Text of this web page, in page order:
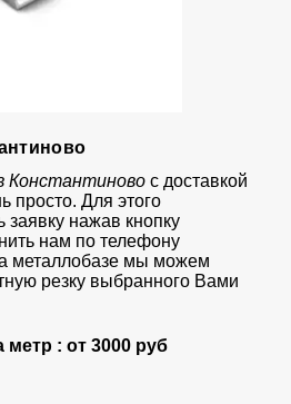
Константиновос доставкой
просто. Для этого
заявку нажав кнопку
нам по телефону
металлобазе мы можем
резку выбранного Вами
метр : от3000 руб